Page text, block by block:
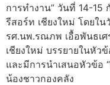
การทำงาน” วันที่ 14-
รีสอร์ท เชียงใหม่ โดยใน
รศ.นพ.รณภพ เอื้อพันธเ
เชียงใหม่ บรรยายในหัว
และมีการนำเสนอหัวข้อ
น้องชาวกองคลัง